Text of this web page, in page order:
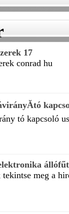
17
conrad hu
tó kapcsoló
meg a